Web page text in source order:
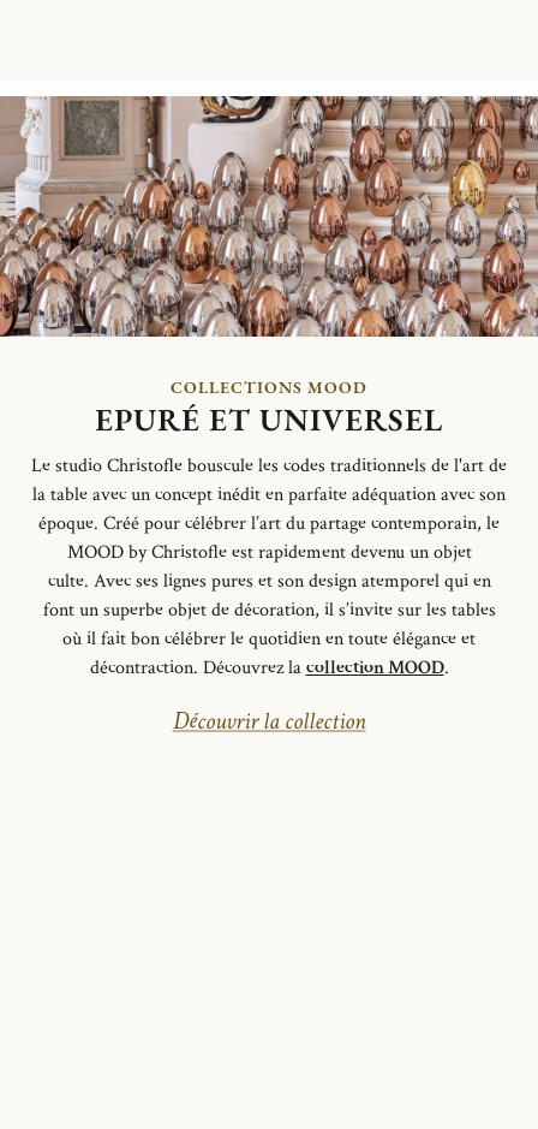
COLLECTIONS MOOD
EPURÉ ET UNIVERSEL
Le studio Christofle bouscule les codes traditionnels de l'art de
la table avec un concept inédit en parfaite adéquation avec son
époque. Créé pour célébrer l’art du partage contemporain, le
MOOD by Christofle est rapidement devenu un objet
culte. Avec ses lignes pures et son design atemporel qui en
font un superbe objet de décoration, il s’invite sur les tables
où il fait bon célébrer le quotidien en toute élégance et
décontraction. Découvrez lacollection MOOD.
Découvrir la collection